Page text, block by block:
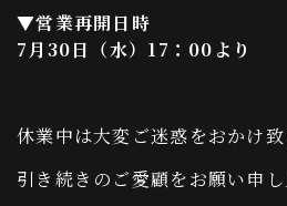
▼営業再開日時
7月30日（水）17：00より
休業中は大変ご迷惑をおかけ致
引き続きのご愛顧をお願い申し